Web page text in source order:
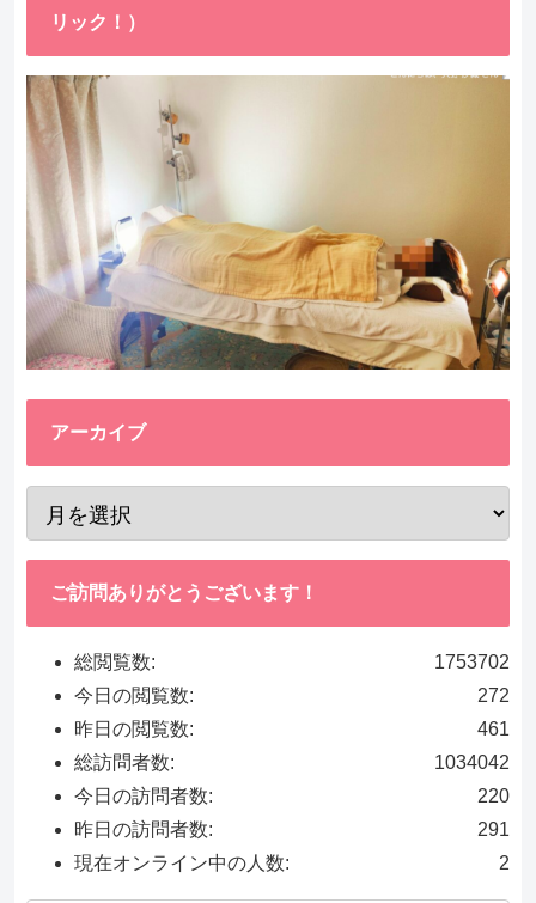
リック！）
アーカイブ
ご訪問ありがとうございます！
1753702
総閲覧数:
272
今日の閲覧数:
461
昨日の閲覧数:
1034042
総訪問者数:
220
今日の訪問者数:
291
昨日の訪問者数:
2
現在オンライン中の人数: